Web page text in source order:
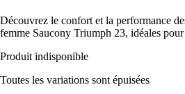
Découvrez le confort et la performance
femme Saucony Triumph 23, idéales
Produit indisponible
Toutes les variations sont épuisées